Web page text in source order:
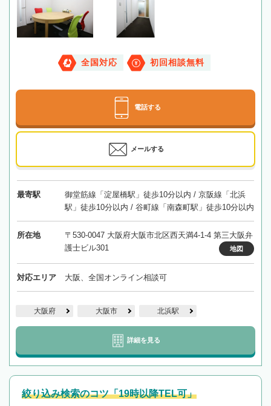
全国対応 初回相談無料
電話する
メールする
最寄駅
御堂筋線「淀屋橋駅」徒歩10分以内 / 京阪線「北浜
駅」徒歩10分以内 / 谷町線「南森町駅」徒歩10分以内
所在地
〒530-0047 大阪府大阪市北区西天満4-1-4 第三大阪弁
護士ビル301
地図
対応エリア 大阪、全国オンライン相談可
大阪府 大阪市 北浜駅
詳細を見る
絞り込み検索のコツ「19時以降TEL可」